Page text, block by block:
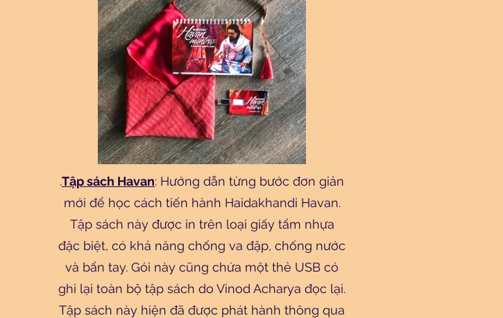
.Tập sách Havan: Hướng dẫn từng bước đơn giản
mới để học cách tiến hành Haidakhandi Havan.
Tập sách này được in trên loại giấy tẩm nhựa
đặc biệt, có khả năng chống va đập, chống nước
và bẩn tay. Gói này cũng chứa một thẻ USB có
ghi lại toàn bộ tập sách do Vinod Acharya đọc lại.
Tập sách này hiện đã được phát hành thông qua